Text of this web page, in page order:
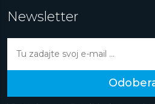
ponúka modely inšpirované
V radeT-Pocketponúka Tissot
hodinky, pri ktorých v histórii
obsahuje
hodinky s dotykovým displejom.
Newsletter